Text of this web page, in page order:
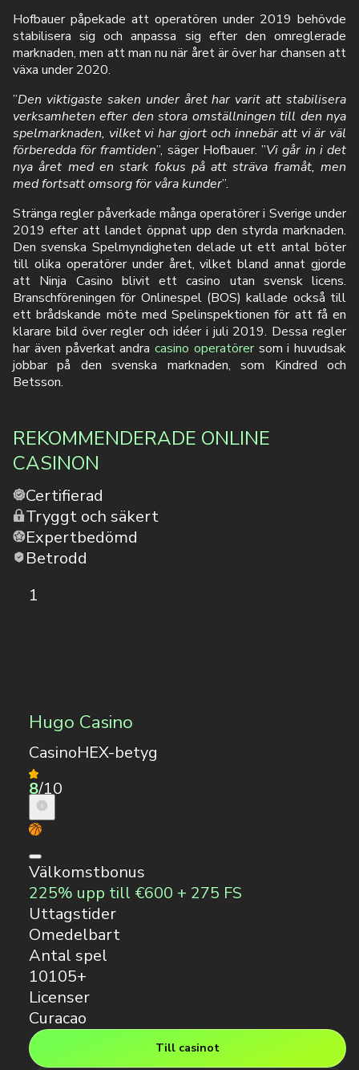
Hofbauer påpekade att operatören under 2019 behövde
stabilisera sig och anpassa sig efter den omreglerade
marknaden, men att man nu när året är över har chansen att
växa under 2020.
”Den viktigaste saken under året har varit att stabilisera
verksamheten efter den stora omställningen till den nya
spelmarknaden, vilket vi har gjort och innebär att vi är väl
förberedda för framtiden”, säger Hofbauer. ”Vi går in i det
nya året med en stark fokus på att sträva framåt, men
med fortsatt omsorg för våra kunder”.
Stränga regler påverkade många operatörer i Sverige under
2019 efter att landet öppnat upp den styrda marknaden.
Den svenska Spelmyndigheten delade ut ett antal böter
till olika operatörer under året, vilket bland annat gjorde
att Ninja Casino blivit ett casino utan svensk licens.
Branschföreningen för Onlinespel (BOS) kallade också till
ett brådskande möte med Spelinspektionen för att få en
klarare bild över regler och idéer i juli 2019. Dessa regler
har även påverkat andra casino operatörersom i huvudsak
jobbar på den svenska marknaden, som Kindred och
Betsson.
REKOMMENDERADE ONLINE
CASINON
Certifierad
Tryggt och säkert
Expertbedömd
Betrodd
1
Hugo Casino
CasinoHEX-betyg
8/10
Välkomstbonus
225% upp till €600 + 275 FS
Uttagstider
Omedelbart
Antal spel
10105+
Licenser
Curacao
Till casinot